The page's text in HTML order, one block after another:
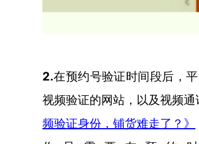
2.在预约号验证时间段后，
视频验证的网站，以及视频
频验证身份，铺货难走了？》